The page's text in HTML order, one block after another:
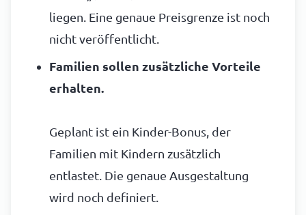
liegen. Eine genaue Preisgrenze ist noch
nicht veröffentlicht.
Familien sollen zusätzliche Vorteile
erhalten.
Geplant ist ein Kinder-Bonus, der
Familien mit Kindern zusätzlich
entlastet. Die genaue Ausgestaltung
wird noch definiert.